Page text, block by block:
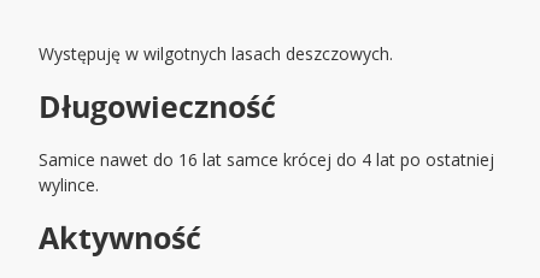
Występuję w wilgotnych lasach deszczowych.
Długowieczność
Samice nawet do 16 lat samce krócej do 4 lat po ostatniej
wylince.
Aktywność